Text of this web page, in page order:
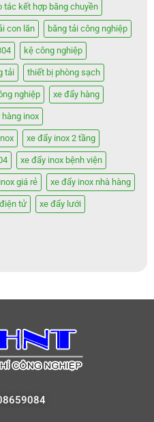
tác kết hợp băng chuyền
con lăn băng tải công nghiệp
kệ công nghiệp
tải thiết bị phòng sạch
nghiệp xe đẩy hàng
hàng inox
xe đẩy inox 2 tầng
xe đẩy inox bệnh viện
giá rẻ xe đẩy inox nhà hàng
tử xe đẩy lưới